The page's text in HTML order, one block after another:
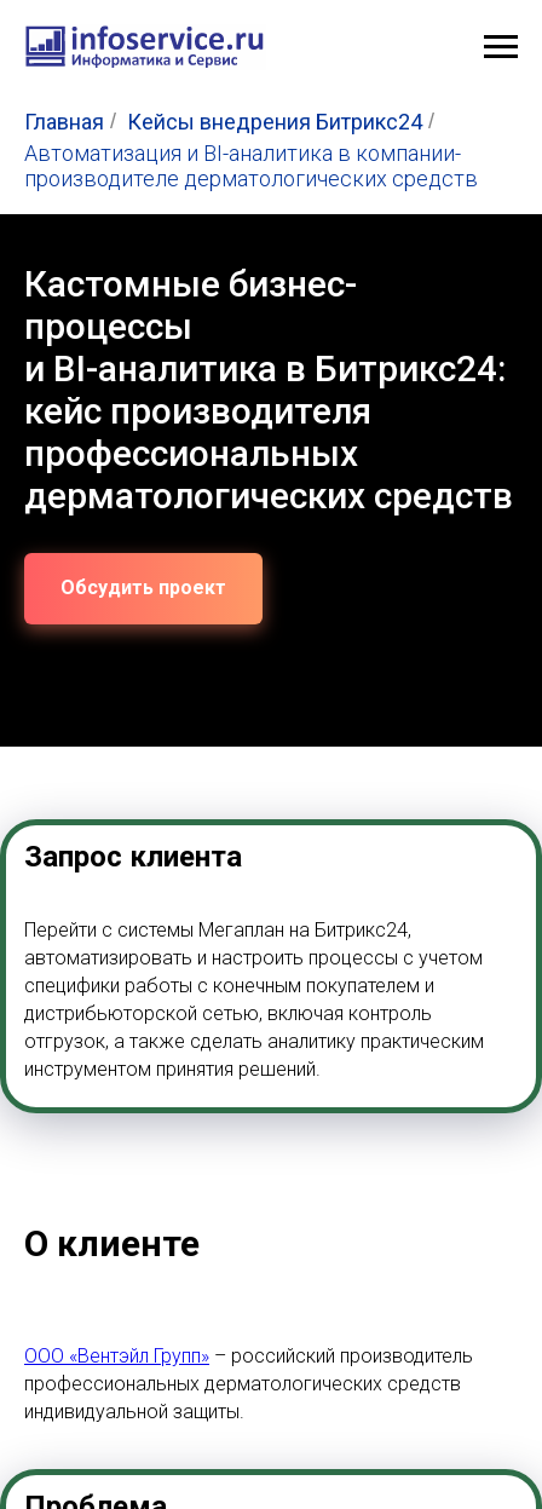
Главная / Кейсы внедрения Битрикс24 /
Автоматизация и BI-аналитика в компании-
производителе дерматологических средств
Кастомные бизнес-
процессы
и BI-аналитика в Битрикс24:
кейс производителя
профессиональных
дерматологических средств
Обсудить проект
Запрос клиента
Перейти c системы Мегаплан на Битрикс24,
автоматизировать и настроить процессы с учетом
специфики работы с конечным покупателем и
дистрибьюторской сетью, включая контроль
отгрузок, а также сделать аналитику практическим
инструментом принятия решений.
О клиенте
ООО «Вентэйл Групп» – российский производитель
профессиональных дерматологических средств
индивидуальной защиты.